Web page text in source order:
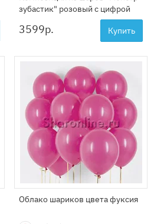
зубастик" розовый с цифрой
3599р. Купить
Облако шариков цвета фуксия